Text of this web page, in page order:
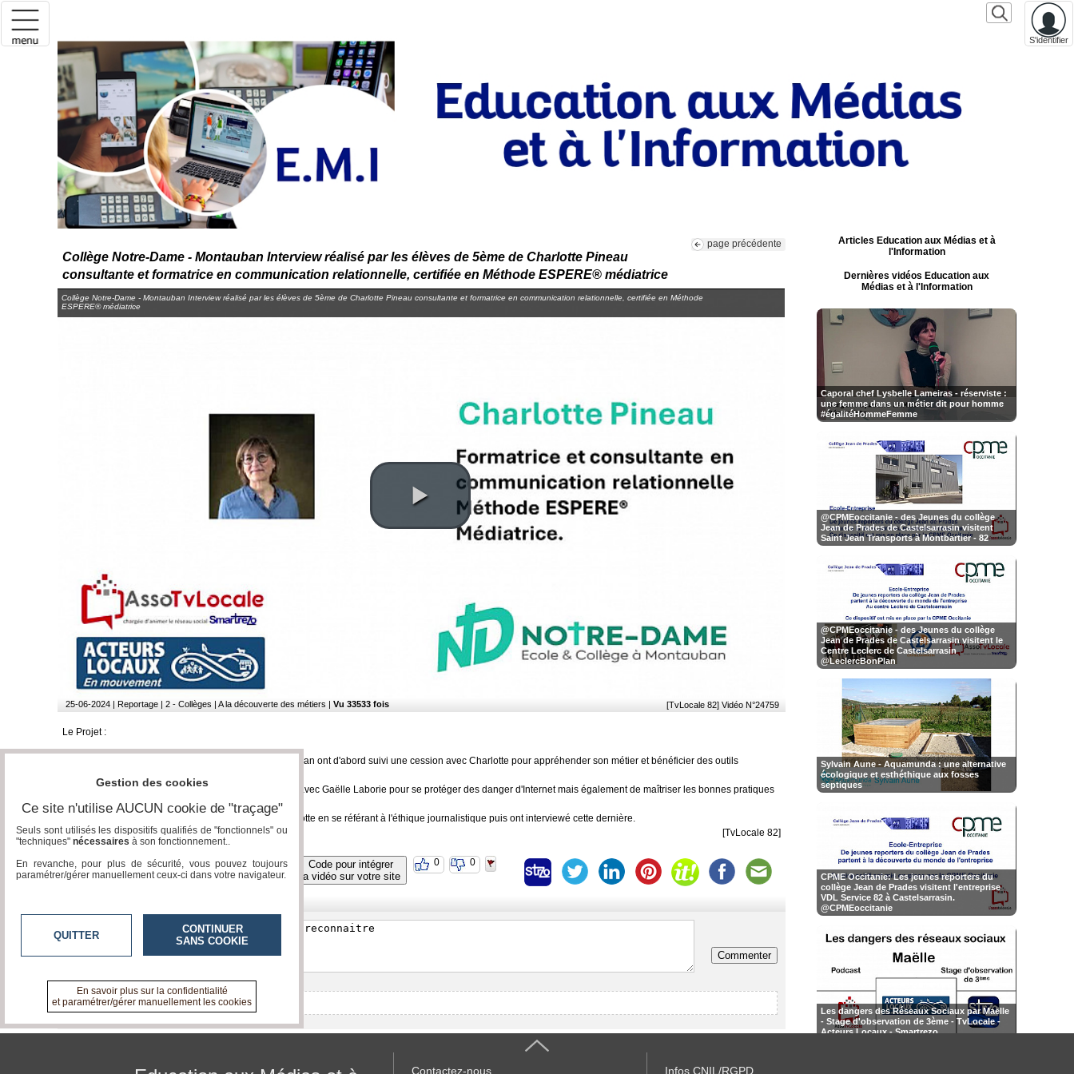
S'identifier
page précédente
Collège Notre-Dame - Montauban Interview réalisé par les élèves de 5ème de Charlotte Pineau
consultante et formatrice en communication relationnelle, certifiée en Méthode ESPERE® médiatrice
Collège Notre-Dame - Montauban Interview réalisé par les élèves de 5ème de Charlotte Pineau consultante et formatrice en communication relationnelle, certifiée en Méthode
ESPERE® médiatrice
25-06-2024 | Reportage | 2 - Collèges | A la découverte des métiers | Vu 33533 fois [TvLocale 82] Vidéo N°24759
Le Projet :
Les élèves de 5ème du collège Notre-dame à Montauban ont d'abord suivi une cession avec Charlotte pour appréhender son métier et bénéficier des outils
Ils ont suivi ensuite une cession d'Education au Média avec Gaëlle Laborie pour se protéger des danger d'Internet mais également de maîtriser les bonnes pratiques
de diffusion sur Internet.
Pour cela, ils ont préparé en amont l'interview de Charlotte en se référant à l'éthique journalistique puis ont interviewé cette dernière.
[TvLocale 82]
Toutes les vidéos 0 0
Code pour intégrer
la vidéo sur votre site
Commenter
Aucun commentaire pour l'instant
Articles Education aux Médias et à
l'Information
Dernières vidéos Education aux
Médias et à l'Information
Caporal chef Lysbelle Lameiras - réserviste :
une femme dans un métier dit pour homme
#égalitéHommeFemme
@CPMEoccitanie - des Jeunes du collège
Jean de Prades de Castelsarrasin visitent
Saint Jean Transports à Montbartier - 82
@CPMEoccitanie - des Jeunes du collège
Jean de Prades de Castelsarrasin visitent le
Centre Leclerc de Castelsarrasin
@LeclercBonPlan
Sylvain Aune - Aquamunda : une alternative
écologique et esthéthique aux fosses
septiques
CPME Occitanie: Les jeunes reporters du
collège Jean de Prades visitent l'entreprise
VDL Service 82 à Castelsarrasin.
Les dangers des Réseaux Sociaux par Maëlle
- Stage d'observation de 3ème - TvLocale -
Acteurs Locaux - Smartrezo
Contactez-nous Infos CNIL/RGPD
Gestion des cookies
Ce site n'utilise AUCUN cookie de "traçage"
Seuls sont utilisés les dispositifs qualifiés de "fonctionnels" ou
"techniques" nécessaires à son fonctionnement..
En revanche, pour plus de sécurité, vous pouvez toujours
paramétrer/gérer manuellement ceux-ci dans votre navigateur.
QUITTER
CONTINUER
SANS COOKIE
En savoir plus sur la confidentialité
et paramétrer/gérer manuellement les cookies